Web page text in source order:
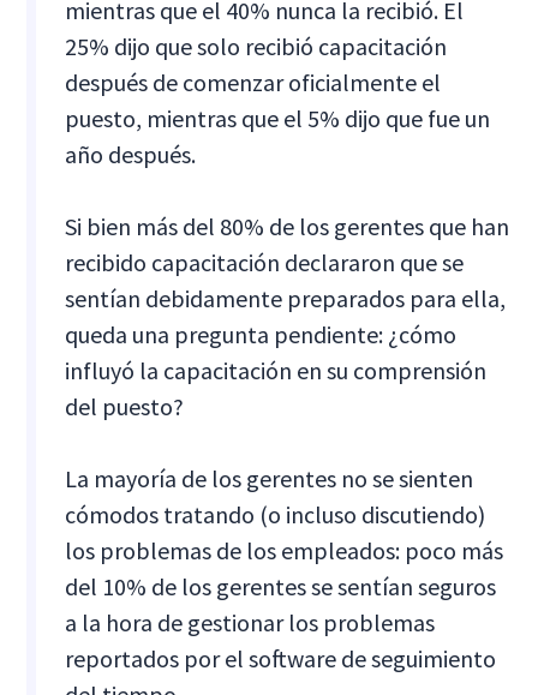
mientras que el 40% nunca la recibió. El
25% dijo que solo recibió capacitación
después de comenzar oficialmente el
puesto, mientras que el 5% dijo que fue un
año después.
Si bien más del 80% de los gerentes que han
recibido capacitación declararon que se
sentían debidamente preparados para ella,
queda una pregunta pendiente: ¿cómo
influyó la capacitación en su comprensión
del puesto?
La mayoría de los gerentes no se sienten
cómodos tratando (o incluso discutiendo)
los problemas de los empleados: poco más
del 10% de los gerentes se sentían seguros
a la hora de gestionar los problemas
reportados por el software de seguimiento